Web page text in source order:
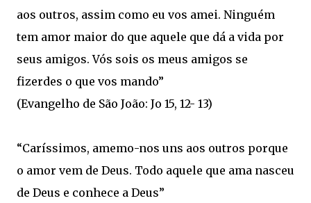
aos outros, assim como eu vos amei. Ninguém
tem amor maior do que aquele que dá a vida por
seus amigos. Vós sois os meus amigos se
fizerdes o que vos mando”
(Evangelho de São João: Jo 15, 12- 13)
“Caríssimos, amemo-nos uns aos outros porque
o amor vem de Deus. Todo aquele que ama nasceu
de Deus e conhece a Deus”